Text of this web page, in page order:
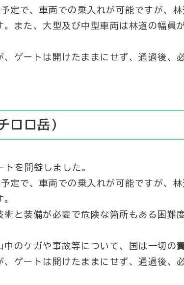
定で、車両での乗入れが可能ですが、
また、大型及び中型車両は林道の幅員
ゲートは開けたままにせず、通過後、
ロロ岳）
を開錠しました。
定で、車両での乗入れが可能ですが、
と装備が必要で危険な箇所もある困難
のケガや事故等について、国は一切の
ゲートは開けたままにせず、通過後、